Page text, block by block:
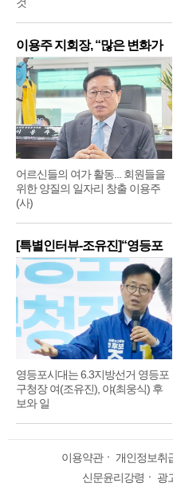
이용주 지회장, “많은 변화가
어르신들의 여가 활동... 회원들을
위한 양질의 일자리 창출 이용주
(사)
[특별인터뷰-조유진]“영등포
구
영등포시대는 6.3지방선거 영등포
구청장 여(조유진), 야(최웅식) 후
보와 일
이용약관ㆍ 개인정보취
신문윤리강령 ㆍ 광